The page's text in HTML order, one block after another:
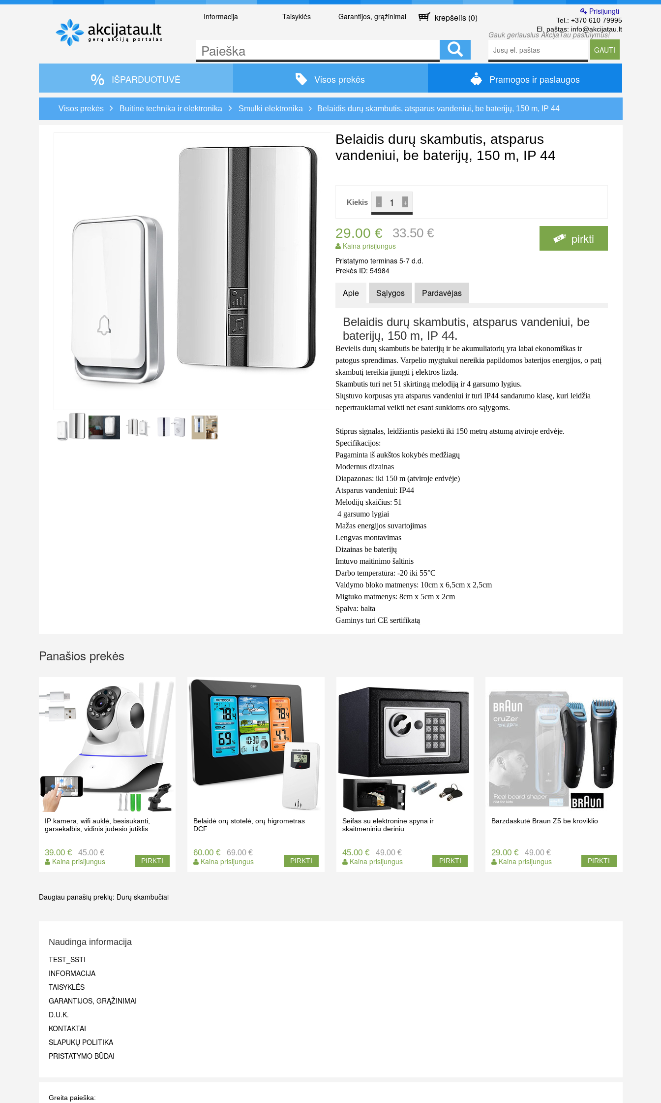
Informacija Taisyklės Garantijos, grąžinimai krepšelis (0)
Prisijungti
Tel.: +370 610 79995
El. paštas: info@akcijatau.lt
Gauk geriausius AkcijaTau pasiūlymus!
GAUTI
IŠPARDUOTUVĖ Visos prekės Pramogos ir paslaugos
Visos prekės Buitinė technika ir elektronika Smulki elektronika Belaidis durų skambutis, atsparus vandeniui, be baterijų, 150 m, IP 44
Belaidis durų skambutis, atsparus
vandeniui, be baterijų, 150 m, IP 44
Kiekis - +
29.00 €
Kaina prisijungus
33.50 € pirkti
Pristatymo terminas 5-7 d.d.
Prekės ID: 54984
Apie Sąlygos Pardavėjas
Belaidis durų skambutis, atsparus vandeniui, be
baterijų, 150 m, IP 44.
Bevielis durų skambutis be baterijų ir be akumuliatorių yra labai ekonomiškas ir
patogus sprendimas. Varpelio mygtukui nereikia papildomos baterijos energijos, o patį
skambutį tereikia įjungti į elektros lizdą.
Skambutis turi net 51 skirtingą melodiją ir 4 garsumo lygius.
Siųstuvo korpusas yra atsparus vandeniui ir turi IP44 sandarumo klasę, kuri leidžia
nepertraukiamai veikti net esant sunkioms oro sąlygoms.
Stiprus signalas, leidžiantis pasiekti iki 150 metrų atstumą atviroje erdvėje.
Specifikacijos:
Pagaminta iš aukštos kokybės medžiagų
Modernus dizainas
Diapazonas: iki 150 m (atviroje erdvėje)
Atsparus vandeniui: IP44
Melodijų skaičius: 51
4 garsumo lygiai
Mažas energijos suvartojimas
Lengvas montavimas
Dizainas be baterijų
Imtuvo maitinimo šaltinis
Darbo temperatūra: -20 iki 55°C
Valdymo bloko matmenys: 10cm x 6,5cm x 2,5cm
Migtuko matmenys: 8cm x 5cm x 2cm
Spalva: balta
Gaminys turi CE sertifikatą
Panašios prekės
IP kamera, wifi auklė, besisukanti,
garsekalbis, vidinis judesio jutiklis
39.00 €
Kaina prisijungus
45.00 €
PIRKTI
Belaidė orų stotelė, orų higrometras
DCF
60.00 €
Kaina prisijungus
69.00 €
PIRKTI
Seifas su elektronine spyna ir
skaitmeniniu deriniu
45.00 €
Kaina prisijungus
49.00 €
PIRKTI
Barzdaskutė Braun Z5 be kroviklio
29.00 €
Kaina prisijungus
49.00 €
PIRKTI
Daugiau panašių prekių: Durų skambučiai
Naudinga informacija
TEST_SSTI
INFORMACIJA
TAISYKLĖS
GARANTIJOS, GRĄŽINIMAI
D.U.K.
KONTAKTAI
SLAPUKŲ POLITIKA
PRISTATYMO BŪDAI
Greita paieška: